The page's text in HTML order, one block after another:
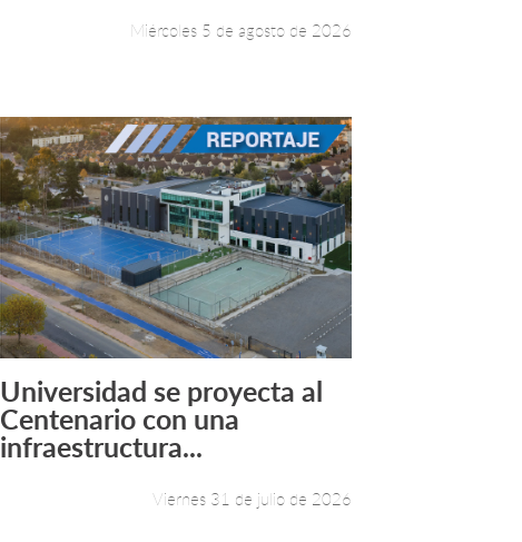
Miércoles 5 de agosto de 2026
Leer más +
Universidad se proyecta al
Centenario con una
infraestructura...
Viernes 31 de julio de 2026